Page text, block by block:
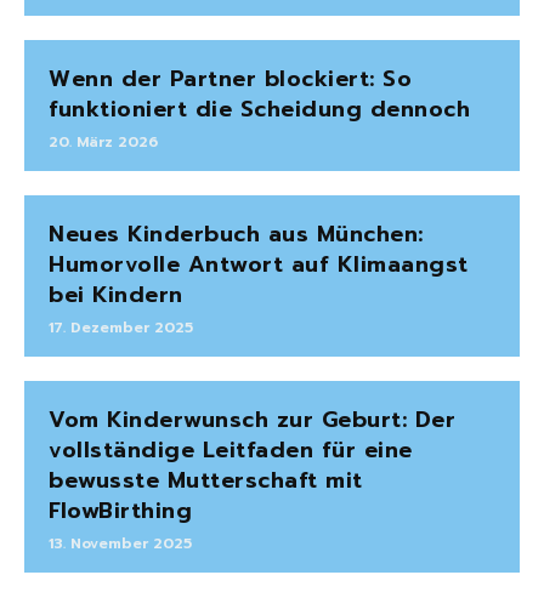
Wenn der Partner blockiert: So
funktioniert die Scheidung dennoch
20. März 2026
Neues Kinderbuch aus München:
Humorvolle Antwort auf Klimaangst
bei Kindern
17. Dezember 2025
Vom Kinderwunsch zur Geburt: Der
vollständige Leitfaden für eine
bewusste Mutterschaft mit
FlowBirthing
13. November 2025